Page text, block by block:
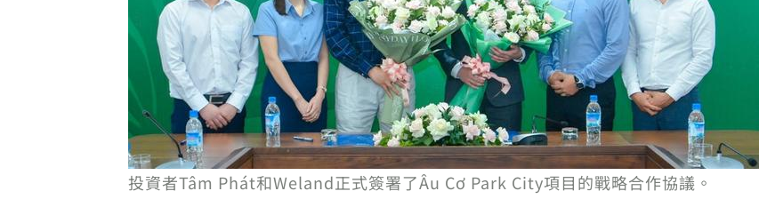
投資者Tâm Phát和Weland正式簽署了Âu Cơ Park City項目的戰略合作協議。